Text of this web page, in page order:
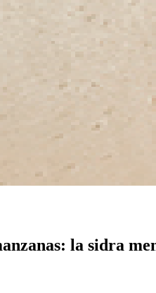
la sidra